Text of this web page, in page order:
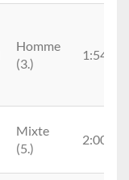
Homme
(3.)
1:54:28
Mixte
(5.)
2:00:46